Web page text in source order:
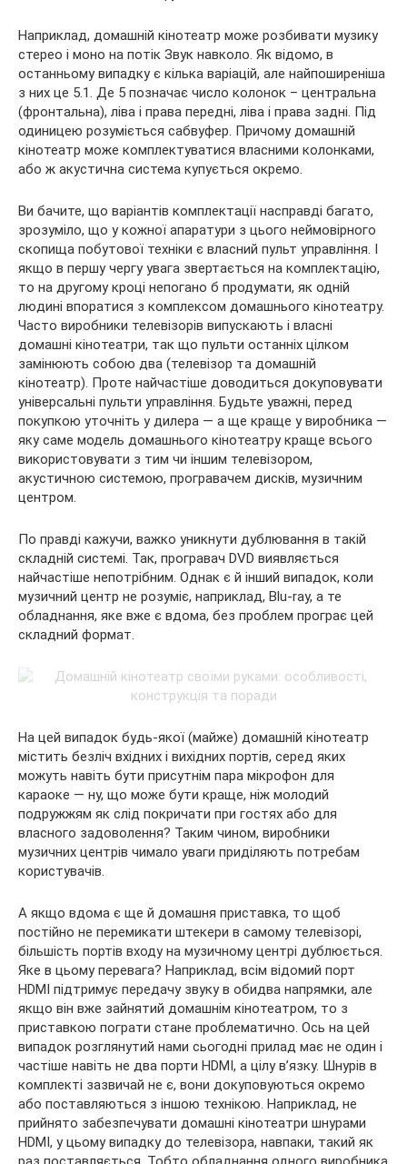
Наприклад, домашній кінотеатр може розбивати музику
стерео і моно на потік Звук навколо. Як відомо, в
останньому випадку є кілька варіацій, але найпоширеніша
з них це 5.1. Де 5 позначає число колонок – центральна
(фронтальна), ліва і права передні, ліва і права задні. Під
одиницею розуміється сабвуфер. Причому домашній
кінотеатр може комплектуватися власними колонками,
або ж акустична система купується окремо.
Ви бачите, що варіантів комплектації насправді багато,
зрозуміло, що у кожної апаратури з цього неймовірного
скопища побутової техніки є власний пульт управління. І
якщо в першу чергу увага звертається на комплектацію,
то на другому кроці непогано б продумати, як одній
людині впоратися з комплексом домашнього кінотеатру.
Часто виробники телевізорів випускають і власні
домашні кінотеатри, так що пульти останніх цілком
замінюють собою два (телевізор та домашній
кінотеатр). Проте найчастіше доводиться докуповувати
універсальні пульти управління. Будьте уважні, перед
покупкою уточніть у дилера — а ще краще у виробника —
яку саме модель домашнього кінотеатру краще всього
використовувати з тим чи іншим телевізором,
акустичною системою, програвачем дисків, музичним
центром.
По правді кажучи, важко уникнути дублювання в такій
складній системі. Так, програвач DVD виявляється
найчастіше непотрібним. Однак є й інший випадок, коли
музичний центр не розуміє, наприклад, Blu-ray, а те
обладнання, яке вже є вдома, без проблем програє цей
складний формат.
На цей випадок будь-якої (майже) домашній кінотеатр
містить безліч вхідних і вихідних портів, серед яких
можуть навіть бути присутнім пара мікрофон для
караоке — ну, що може бути краще, ніж молодий
подружжям як слід покричати при гостях або для
власного задоволення? Таким чином, виробники
музичних центрів чимало уваги приділяють потребам
користувачів.
А якщо вдома є ще й домашня приставка, то щоб
постійно не перемикати штекери в самому телевізорі,
більшість портів входу на музичному центрі дублюється.
Яке в цьому перевага? Наприклад, всім відомий порт
HDMI підтримує передачу звуку в обидва напрямки, але
якщо він вже зайнятий домашнім кінотеатром, то з
приставкою пограти стане проблематично. Ось на цей
випадок розглянутий нами сьогодні прилад має не один і
частіше навіть не два порти HDMI, а цілу в’язку. Шнурів в
комплекті зазвичай не є, вони докуповуються окремо
або поставляються з іншою технікою. Наприклад, не
прийнято забезпечувати домашні кінотеатри шнурами
HDMI, у цьому випадку до телевізора, навпаки, такий як